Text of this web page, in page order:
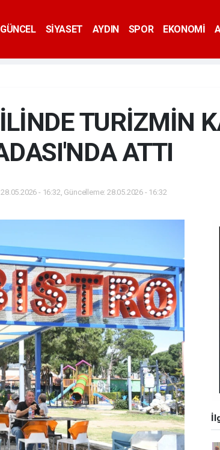
GÜNCEL SİYASET AYDIN SPOR EKONOMİ
TURİZMİN
ATTI
28.05.2026 - 16:32, Güncelleme: 28.05.2026 - 16:32